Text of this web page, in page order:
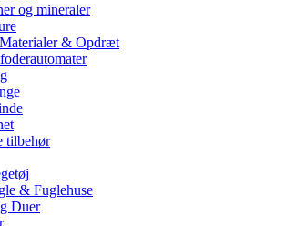
og mineraler
& Opdræt
tilbehør
& Fuglehuse
Duer